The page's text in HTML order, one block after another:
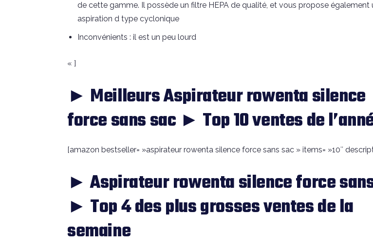
de cette gamme. Il possède un filtre HEPA de qualité, et vous propose également
aspiration d type cyclonique
Inconvénients : il est un peu lourd
« ]
► Meilleurs Aspirateur rowenta silence
force sans sac ► Top 10 ventes de
[amazon bestseller= »aspirateur rowenta silence force sans sac » items= »10″
► Aspirateur rowenta silence force
► Top 4 des plus grosses ventes de la
semaine